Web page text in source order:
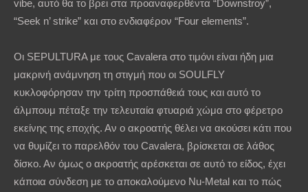
vibe, αυτό θα το βρει στα προαναφερθέντα “Downstroy”,
“Seek n’ strike” και στο ενδιαφέρον “Four elements”.
Οι SEPULTURA με τους Cavalera στο τιμόνι είναι ήδη μια
μακρινή ανάμνηση τη στιγμή που οι SOULFLY
κυκλοφόρησαν την τρίτη προσπάθειά τους και αυτό το
άλμπουμ πέταξε την τελευταία φτυαριά χώμα στο φέρετρο
εκείνης της εποχής. Αν ο ακροατής θέλει να ακούσει κάτι που
να θυμίζει το παρελθόν του Cavalera, βρίσκεται σε λάθος
δίσκο. Αν όμως ο ακροατής αρέσκεται σε αυτό το είδος, έχει
κάποια σύνδεση με το αποκαλούμενο Nu-Metal και το πώς